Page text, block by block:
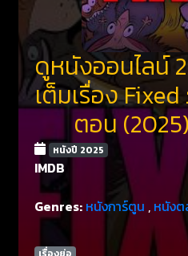
ดูหนังออนไลน์
เต็มเรื่อง
ตอน
หนังปี 2025
IMDB
Genres: หนังการ์ตูน , หนัง